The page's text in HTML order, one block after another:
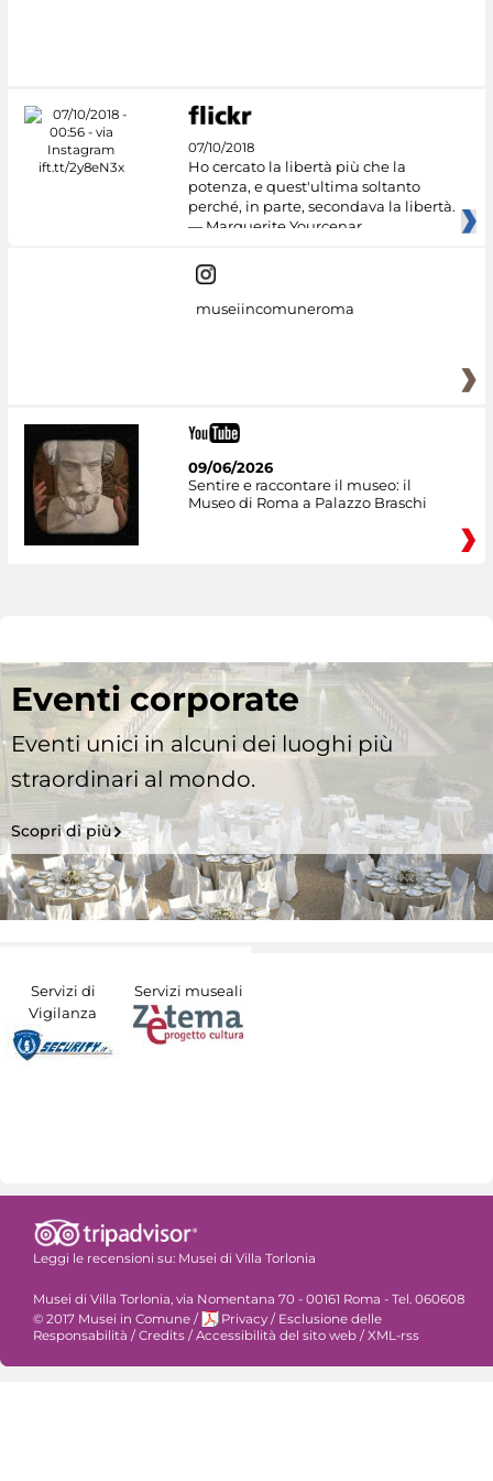
07/10/2018
Ho cercato la libertà più che la
potenza, e quest'ultima soltanto
perché, in parte, secondava la libertà.
— Marguerite Yourcenar
museiincomuneroma
09/06/2026
Sentire e raccontare il museo: il
Museo di Roma a Palazzo Braschi
Eventi corporate
Eventi unici in alcuni dei luoghi più
straordinari al mondo.
Scopri di più
Servizi di
Vigilanza
Servizi museali
Leggi le recensioni su: Musei di Villa Torlonia
Musei di Villa Torlonia, via Nomentana 70 - 00161 Roma - Tel. 060608
© 2017 Musei in Comune / Privacy / Esclusione delle
Responsabilità /Credits /Accessibilità del sito web /XML-rss